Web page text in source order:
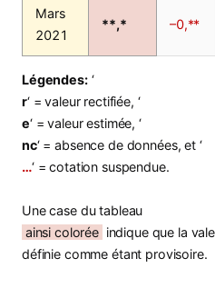
Mars
2021
**,* –0,**
Légendes:‘
r‘ = valeur rectifiée, ‘
e‘ = valeur estimée, ‘
nc‘ = absence de données, et ‘
…‘ = cotation suspendue.
Une case du tableau
ainsi colorée indique que la
définie comme étant provisoire.